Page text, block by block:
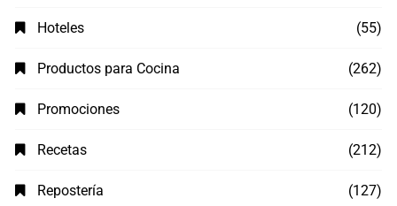
Hoteles (55)
Productos para Cocina (262)
Promociones (120)
Recetas (212)
Repostería (127)